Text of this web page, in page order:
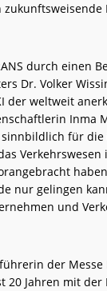
zukunftsweisende
durch einen
Dr. Volker
der weltweit
Inma
für die
Verkehrswesen
nur gelingen
und
der
20 Jahren mit